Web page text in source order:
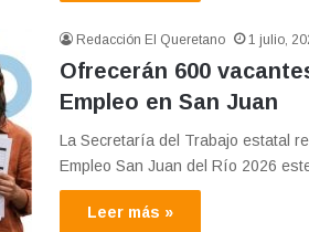
Redacción El Queretano 1 julio,
Ofrecerán 600
Empleo en San Juan
La Secretaría del Trabajo estatal
Empleo San Juan del Río 2026
Leer más »